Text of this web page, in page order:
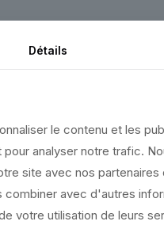
Saupoudrez avec la
avec les
feuilletée. Faites
Détails
le contenu et les
analyser notre trafic.
site avec nos
avec d'autres
votre utilisation de leurs